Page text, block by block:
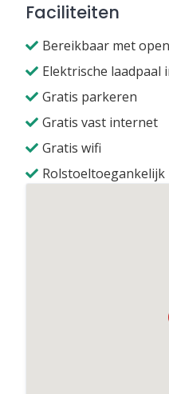
Faciliteiten
Bereikbaar met
Elektrische laadpaal
Gratis parkeren
Gratis vast internet
Gratis wifi
Rolstoeltoegankelijk